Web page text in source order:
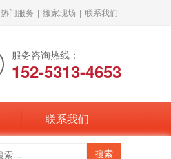
热门服务 | 搬家现场 | 联系我们
服务咨询热线：
152-5313-4653
联系我们